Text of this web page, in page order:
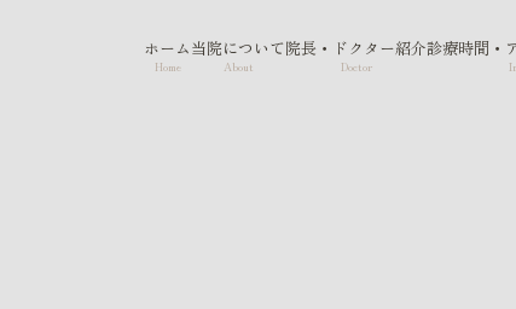
ホーム
Home
当院について
About
院長・ドクター紹介
Doctor
診療時間・